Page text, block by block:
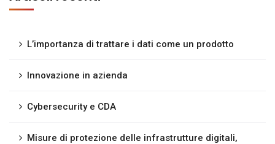
L’importanza di trattare i dati come un prodotto
Innovazione in azienda
Cybersecurity e CDA
Misure di protezione delle infrastrutture digitali,